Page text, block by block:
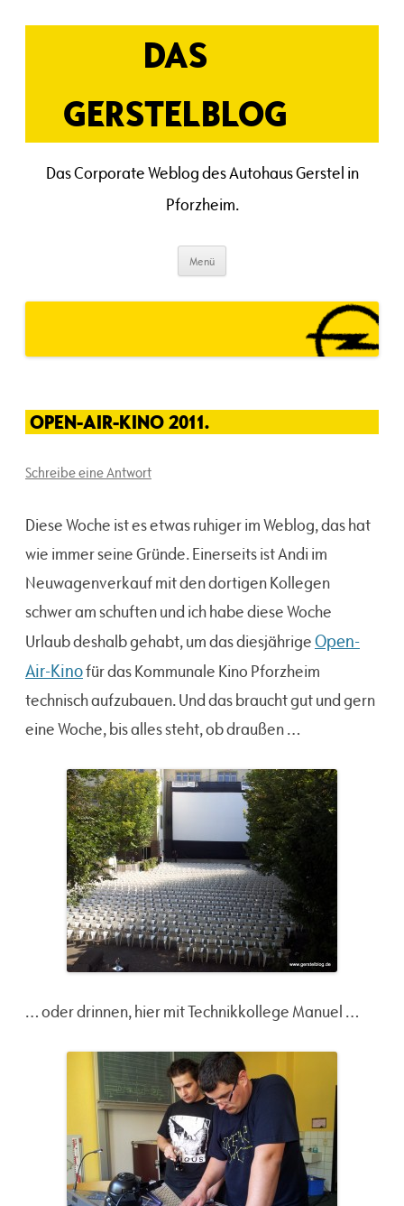
Inhalt
DAS
GERSTELBLOG
Das Corporate Weblog des Autohaus Gerstel in
Pforzheim.
Menü
OPEN-AIR-KINO 2011.
Schreibe eine Antwort
Diese Woche ist es etwas ruhiger im Weblog, das hat
wie immer seine Gründe. Einerseits ist Andi im
Neuwagenverkauf mit den dortigen Kollegen
schwer am schuften und ich habe diese Woche
Urlaub deshalb gehabt, um das diesjährigeOpen-
Air-Kinofür das Kommunale Kino Pforzheim
technisch aufzubauen. Und das braucht gut und gern
eine Woche, bis alles steht, ob draußen …
… oder drinnen, hier mit Technikkollege Manuel …